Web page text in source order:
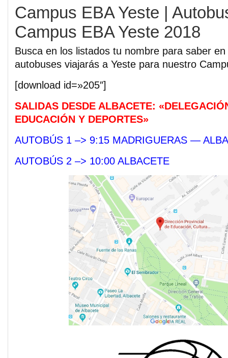
Campus EBA Yeste |
Campus EBA Yeste 2018
Busca en los listados tu nombre para saber
autobuses viajarás a Yeste para nuestro
[download id=»205″]
SALIDAS DESDE ALBACETE:
EDUCACIÓN Y DEPORTES»
AUTOBÚS 1 –> 9:15 MADRIGUERAS —
AUTOBÚS 2 –> 10:00 ALBACETE